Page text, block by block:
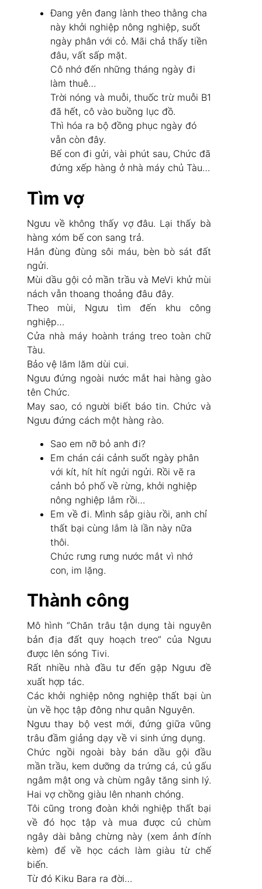
Đang yên đang lành theo thằng cha
này khởi nghiệp nông nghiệp, suốt
ngày phân với cỏ. Mãi chả thấy tiền
đâu, vất sấp mặt.
Cô nhớ đến những tháng ngày đi
làm thuê…
Trời nóng và muỗi, thuốc trừ muỗi B1
đã hết, cô vào buồng lục đồ.
Thì hóa ra bộ đồng phục ngày đó
vẫn còn đây.
Bế con đi gửi, vài phút sau, Chức đã
đứng xếp hàng ở nhà máy chủ Tàu…
Tìm vợ
Ngưu về không thấy vợ đâu. Lại thấy bà
hàng xóm bế con sang trả.
Hắn đùng đùng sôi máu, bèn bò sát đất
ngửi.
Mùi dầu gội cỏ mần trầu và MeVi khử mùi
nách vẫn thoang thoảng đâu đây.
Theo mùi, Ngưu tìm đến khu công
nghiệp…
Cửa nhà máy hoành tráng treo toàn chữ
Tàu.
Bảo vệ lăm lăm dùi cui.
Ngưu đứng ngoài nước mắt hai hàng gào
tên Chức.
May sao, có người biết báo tin. Chức và
Ngưu đứng cách một hàng rào.
Sao em nỡ bỏ anh đi?
Em chán cái cảnh suốt ngày phân
với kít, hít hít ngửi ngửi. Rồi vẽ ra
cảnh bỏ phố về rừng, khởi nghiệp
nông nghiệp lắm rồi…
Em về đi. Mình sắp giàu rồi, anh chỉ
thất bại cùng lắm là lần này nữa
thôi.
Chức rưng rưng nước mắt vì nhớ
con, im lặng.
Thành công
Mô hình “Chăn trâu tận dụng tài nguyên
bản địa đất quy hoạch treo” của Ngưu
được lên sóng Tivi.
Rất nhiều nhà đầu tư đến gặp Ngưu đề
xuất hợp tác.
Các khởi nghiệp nông nghiệp thất bại ùn
ùn về học tập đông như quân Nguyên.
Ngưu thay bộ vest mới, đứng giữa vũng
trâu đầm giảng dạy về vi sinh ứng dụng.
Chức ngồi ngoài bày bán dầu gội đầu
mần trầu, kem dưỡng da trứng cá, củ gấu
ngâm mật ong và chùm ngây tăng sinh lý.
Hai vợ chồng giàu lên nhanh chóng.
Tôi cũng trong đoàn khởi nghiệp thất bại
về đó học tập và mua được củ chùm
ngây dài bằng chừng này (xem ảnh đính
kèm) để về học cách làm giàu từ chế
biến.
Từ đó Kiku Bara ra đời…